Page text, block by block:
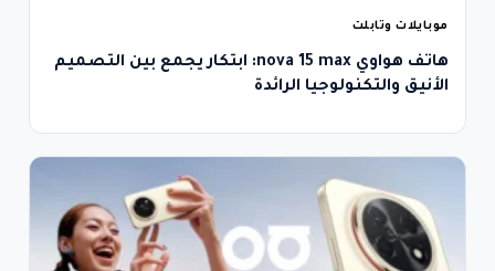
موبايلات وتابلت
هاتف هواوي nova 15 max: ابتكار يجمع بين التصميم
الأنيق والتكنولوجيا الرائدة